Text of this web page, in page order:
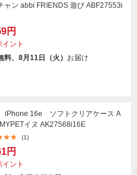
ャン abbi FRIENDS 遊び ABF27553i
円
ント
料、8月11日（火） お届け
iPhone 16e ソフトクリアケース A
イヌ AK27568i16E
(1)
円
イント